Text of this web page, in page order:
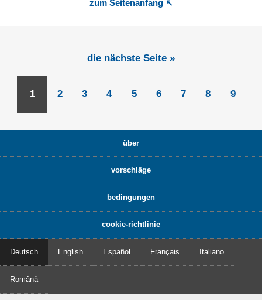
zum Seitenanfang ↖
die nächste Seite »
1 2 3 4 5 6 7 8 9
über
vorschläge
bedingungen
cookie-richtlinie
Deutsch English Español Français Italiano
Română